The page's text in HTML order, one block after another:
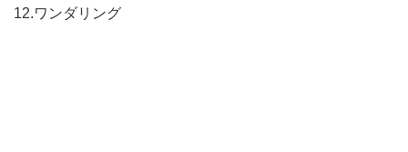
12.ワンダリング